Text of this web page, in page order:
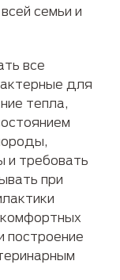
семьи и
все
для
тепла,
и требовать
при
построение